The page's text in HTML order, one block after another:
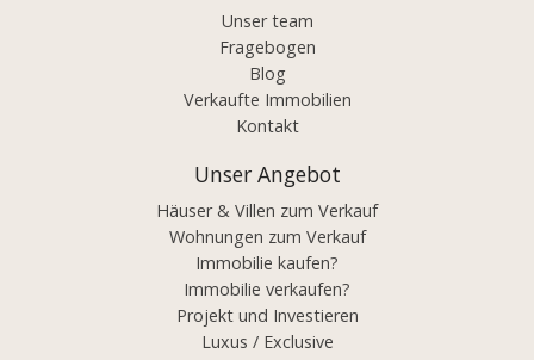
Unser team
Fragebogen
Blog
Verkaufte Immobilien
Kontakt
Unser Angebot
Häuser & Villen zum Verkauf
Wohnungen zum Verkauf
Immobilie kaufen?
Immobilie verkaufen?
Projekt und Investieren
Luxus / Exclusive